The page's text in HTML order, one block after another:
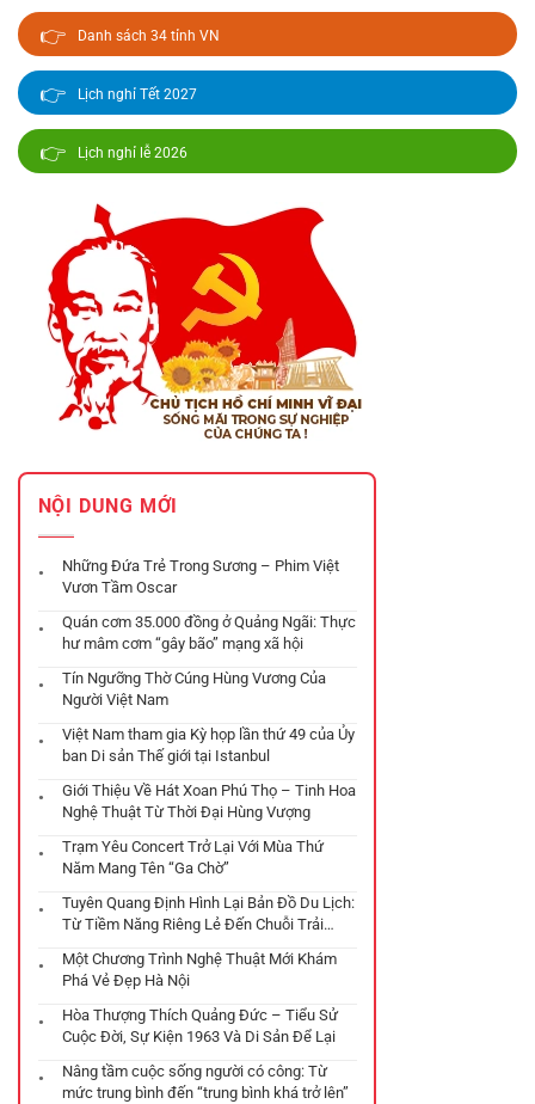
👉 Danh sách 34 tỉnh VN
👉 Lịch nghỉ Tết 2027
👉 Lịch nghỉ lễ 2026
NỘI DUNG MỚI
Những Đứa Trẻ Trong Sương – Phim Việt
Vươn Tầm Oscar
Quán cơm 35.000 đồng ở Quảng Ngãi: Thực
hư mâm cơm “gây bão” mạng xã hội
Tín Ngưỡng Thờ Cúng Hùng Vương Của
Người Việt Nam
Việt Nam tham gia Kỳ họp lần thứ 49 của Ủy
ban Di sản Thế giới tại Istanbul
Giới Thiệu Về Hát Xoan Phú Thọ – Tinh Hoa
Nghệ Thuật Từ Thời Đại Hùng Vượng
Trạm Yêu Concert Trở Lại Với Mùa Thứ
Năm Mang Tên “Ga Chờ”
Tuyên Quang Định Hình Lại Bản Đồ Du Lịch:
Từ Tiềm Năng Riêng Lẻ Đến Chuỗi Trải
Một Chương Trình Nghệ Thuật Mới Khám
Phá Vẻ Đẹp Hà Nội
Hòa Thượng Thích Quảng Đức – Tiểu Sử
Cuộc Đời, Sự Kiện 1963 Và Di Sản Để Lại
Nâng tầm cuộc sống người có công: Từ
mức trung bình đến “trung bình khá trở lên”